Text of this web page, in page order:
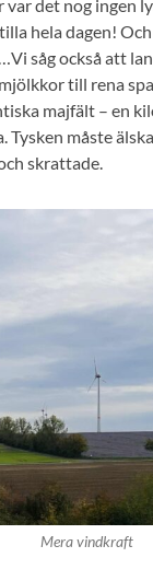
var det nog ingen
hela dagen!
såg också att
till rena
majfält – en
Tysken måste
skrattade.
Mera vindkraft